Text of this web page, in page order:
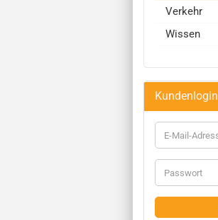
Verkehr
Wissen
Kundenlogin